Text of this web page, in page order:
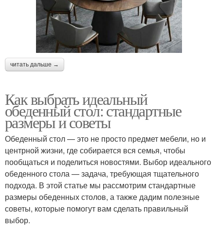
читать дальше →
Как выбрать идеальный
обеденный стол: стандартные
размеры и советы
Обеденный стол — это не просто предмет мебели, но и
центрной жизни, где собирается вся семья, чтобы
пообщаться и поделиться новостями. Выбор идеального
обеденного стола — задача, требующая тщательного
подхода. В этой статье мы рассмотрим стандартные
размеры обеденных столов, а также дадим полезные
советы, которые помогут вам сделать правильный
выбор.